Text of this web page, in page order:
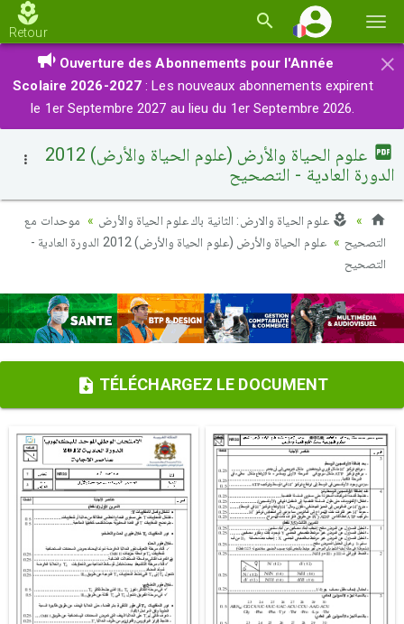
la
Retour
×
Ouverture des Abonnements pour l'Année
Scolaire 2026-2027 : Les nouveaux abonnements expirent
le 1er Septembre 2027 au lieu du 1er Septembre 2026.
علوم الحياة والأرض (علوم الحياة والأرض) 2012
الدورة العادية - التصحيح
علوم الحياة والارض: الثانية باك علوم الحياة والأرض
موحدات مع
التصحيح
علوم الحياة والأرض (علوم الحياة والأرض) 2012 الدورة العادية -
التصحيح
TÉLÉCHARGEZ LE DOCUMENT